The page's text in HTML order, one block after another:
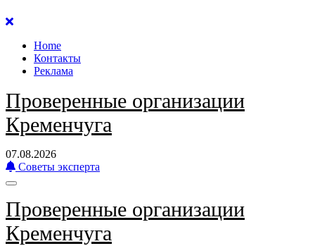
Перейти
содержанию
Home
Контакты
Реклама
Проверенные организации
Кременчуга
07.08.2026
Советы эксперта
Проверенные организации
Кременчуга